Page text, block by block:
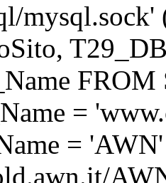
mysql.sock'
=
= 'AWN'